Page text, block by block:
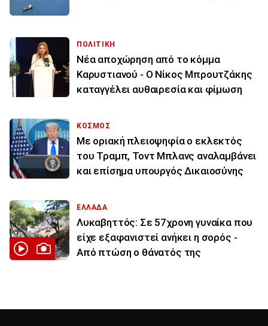
ΠΟΛΙΤΙΚΗ
Νέα αποχώρηση από το κόμμα
Καρυστιανού - Ο Νίκος Μπρουτζάκης
καταγγέλει αυθαιρεσία και φίμωση
ΚΟΣΜΟΣ
Με οριακή πλειοψηφία ο εκλεκτός
του Τραμπ, Τοντ Μπλανς αναλαμβάνει
και επίσημα υπουργός Δικαιοσύνης
ΕΛΛΑΔΑ
Λυκαβηττός: Σε 57χρονη γυναίκα που
είχε εξαφανιστεί ανήκει η σορός -
Από πτώση ο θάνατός της